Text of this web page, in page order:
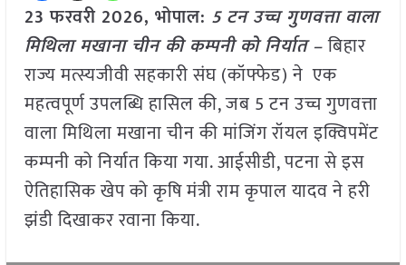
23 फरवरी 2026, भोपाल: 5 टन उच्च गुणवत्ता वाला
मिथिला मखाना चीन की कम्पनी को निर्यात –बिहार
राज्य मत्स्यजीवी सहकारी संघ (कॉफ्फेड) ने एक
महत्वपूर्ण उपलब्धि हासिल की, जब 5 टन उच्च गुणवत्ता
वाला मिथिला मखाना चीन की मांजिंग रॉयल इक्विपमेंट
कम्पनी को निर्यात किया गया. आईसीडी, पटना से इस
ऐतिहासिक खेप को कृषि मंत्री राम कृपाल यादव ने हरी
झंडी दिखाकर रवाना किया.